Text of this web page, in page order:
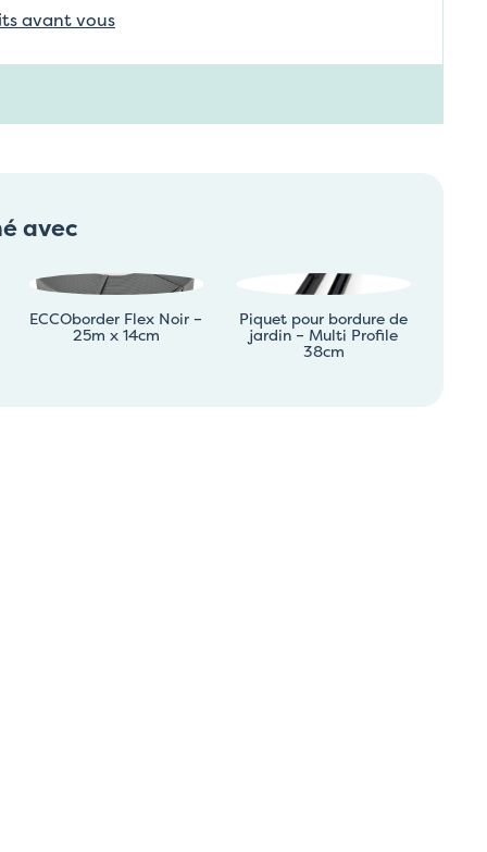
avant vous
avec
ECCOborder Flex Noir –
25m x 14cm
Piquet pour bordure de
jardin – Multi Profile
38cm